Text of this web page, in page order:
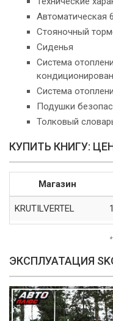
Автоматическая
Стояночный
Сиденья
Система
Система
Подушки
Толковый
КУПИТЬ КНИГУ:
Магазин
KRUTILVERTEL
ЭКСПЛУАТАЦИЯ